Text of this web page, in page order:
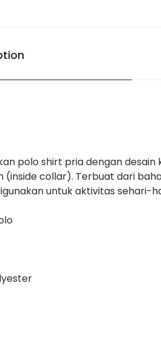
polo shirt pria dengan
collar). Terbuat dari
untuk aktivitas sehari-